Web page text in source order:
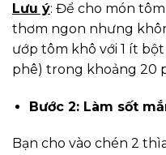
Lưu ý: Để cho món
thơm ngon nhưng
ướp tôm khô với 1 ít
phê) trong khoảng 20
Bước 2: Làm sốt
Bạn cho vào chén 2